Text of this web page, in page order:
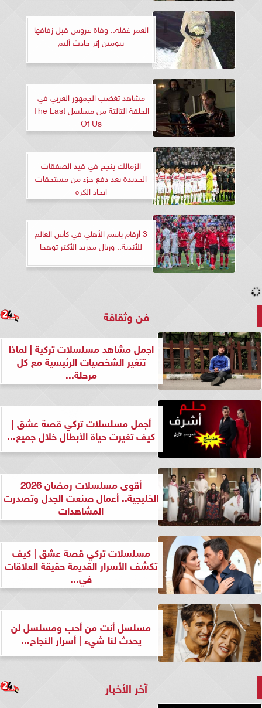
العمر غفلة.. وفاة عروس قبل زفافها
بيومين إثر حادث أليم
مشاهد تغضب الجمهور العربي في
الحلقة الثالثة من مسلسل The Last
Of Us
الزمالك ينجح في قيد الصفقات
الجديدة بعد دفع جزء من مستحقات
اتحاد الكرة
3 أرقام باسم الأهلي في كأس العالم
للأندية.. وريال مدريد الأكثر توهجا
فن وثقافة
اجمل مشاهد مسلسلات تركية | لماذا
تتغير الشخصيات الرئيسية مع كل
مرحلة...
أجمل مسلسلات تركي قصة عشق |
كيف تغيرت حياة الأبطال خلال جميع...
أقوى مسلسلات رمضان 2026
الخليجية.. أعمال صنعت الجدل وتصدرت
المشاهدات
مسلسلات تركي قصة عشق | كيف
تكشف الأسرار القديمة حقيقة العلاقات
في...
مسلسل أنت من أحب ومسلسل لن
يحدث لنا شيء | أسرار النجاح...
آخر الأخبار